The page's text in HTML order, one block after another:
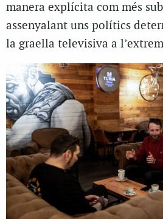
manera explícita com més
assenyalant uns polítics
la graella televisiva a